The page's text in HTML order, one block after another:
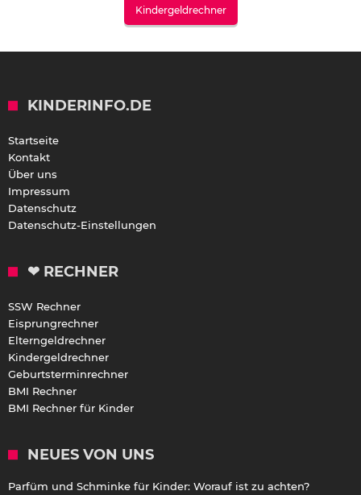
Kindergeldrechner
KINDERINFO.DE
Startseite
Kontakt
Über uns
Impressum
Datenschutz
Datenschutz-Einstellungen
❤ RECHNER
SSW Rechner
Eisprungrechner
Elterngeldrechner
Kindergeldrechner
Geburtsterminrechner
BMI Rechner
BMI Rechner für Kinder
NEUES VON UNS
Parfüm und Schminke für Kinder: Worauf ist zu achten?